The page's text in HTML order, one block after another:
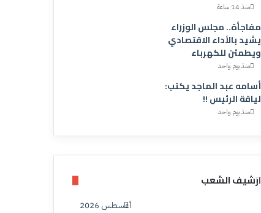
منذ 14 ساعة
مفاجأة.. مجلس الوزراء
يشيد بالأداء الاقتصادي
ويطمئن للكهرباء
منذ يوم واحد
أسامه عبد الماجد يكتب:
لياقة الرئيس !!
منذ يوم واحد
ارشيف الشعب
أغسطس 2026